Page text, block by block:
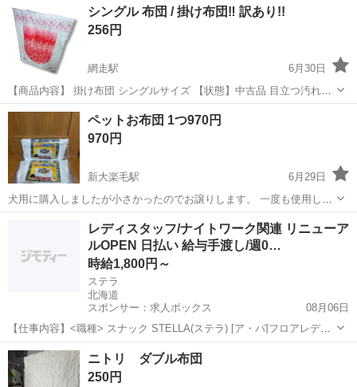
シングル 布団 / 掛け布団‼️ 訳あり!!
256円
網走駅
6月30日
【商品内容】 掛け布団 シングルサイズ 【状態】中古品 目立つ汚れや
破れは画像に掲載しております。 カバー等を付けて頂ければ問題ない
かと思います！あくまでも使用していたお品物の為、ご理解お願い致
します。 ※汚れの見落とし等...
北海道 網走市 網走駅 寝具 個人
ペットお布団 1つ970円
970円
新大楽毛駅
6月29日
犬用に購入しましたが小さかったのでお譲りします。 一度も使用して
いません。
新大楽毛駅 寝具
レディスタッフ/ナイトワーク関連 リニューア
ルOPEN 日払い 給与手渡し/週0…
時給1,800円～
ステラ
北海道
スポンサー：求人ボックス
08月06日
【仕事内容】<職種> スナック STELLA(ステラ) [ア・パ]フロアレデ
ィ・カウンターレディ(ナイトワーク系)、ガールズバー・キャバクラ・
スナックその他(ナイトワーク系) <雇用形態> アルバイト・パート <給
与> [ア・パ]...
アルバイト・パート
ニトリ ダブル布団
250円